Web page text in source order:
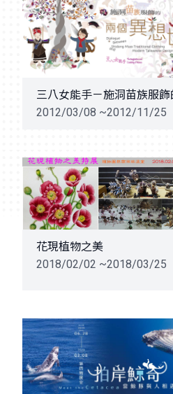
2012/03/08 ~2012/11/25
花現植物之美
2018/02/02 ~2018/03/25